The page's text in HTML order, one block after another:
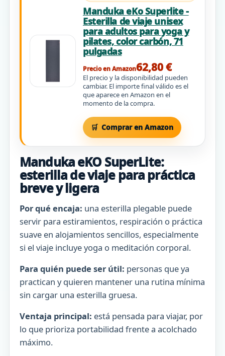
Manduka eKo Superlite -
Esterilla de viaje unisex
para adultos para yoga y
pilates, color carbón, 71
pulgadas
Precio en Amazon62,80 €
El precio y la disponibilidad pueden
cambiar. El importe final válido es el
que aparece en Amazon en el
momento de la compra.
Comprar en Amazon
Manduka eKO SuperLite:
esterilla de viaje para práctica
breve y ligera
Por qué encaja: una esterilla plegable puede
servir para estiramientos, respiración o práctica
suave en alojamientos sencillos, especialmente
si el viaje incluye yoga o meditación corporal.
Para quién puede ser útil: personas que ya
practican y quieren mantener una rutina mínima
sin cargar una esterilla gruesa.
Ventaja principal: está pensada para viajar, por
lo que prioriza portabilidad frente a acolchado
máximo.